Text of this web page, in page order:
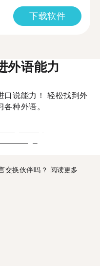
下载软件
外语能力
口说能力！ 轻松找到外
种外语。
交换伙伴吗？ 阅读更多